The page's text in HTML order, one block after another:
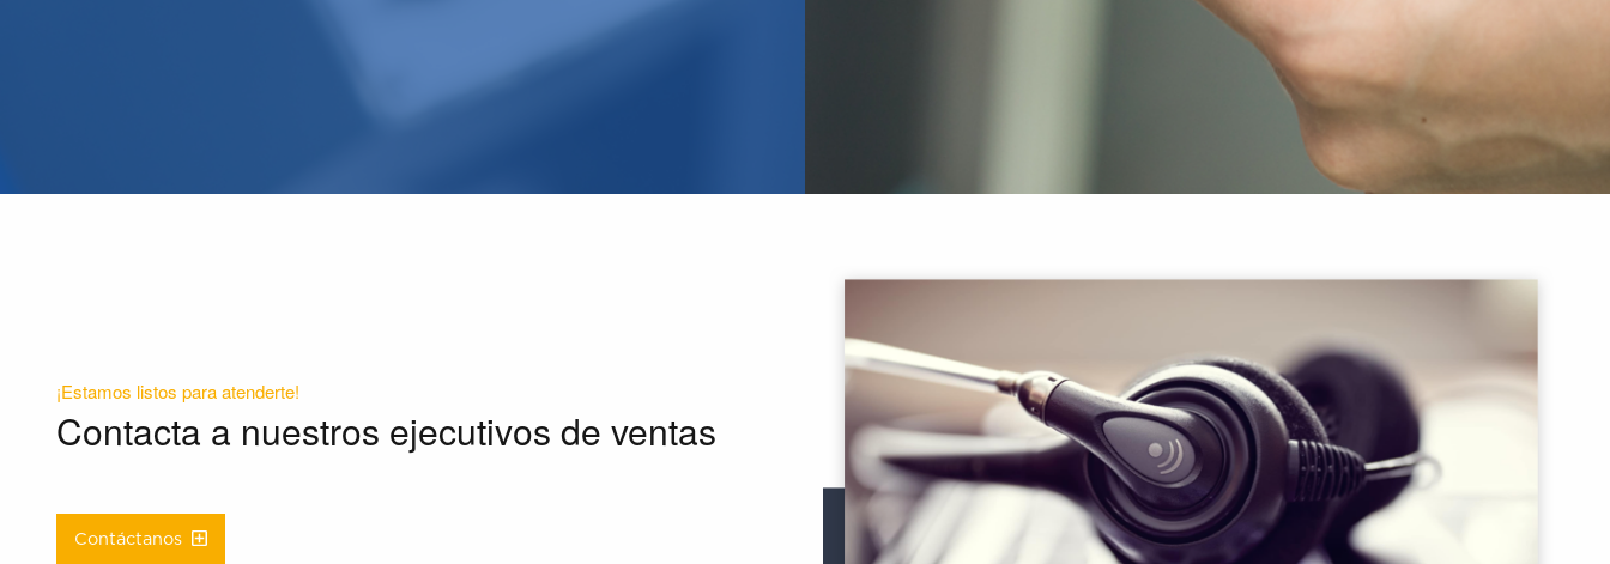
¡Estamos listos para atenderte!
Contacta a nuestros ejecutivos de ventas
Contáctanos